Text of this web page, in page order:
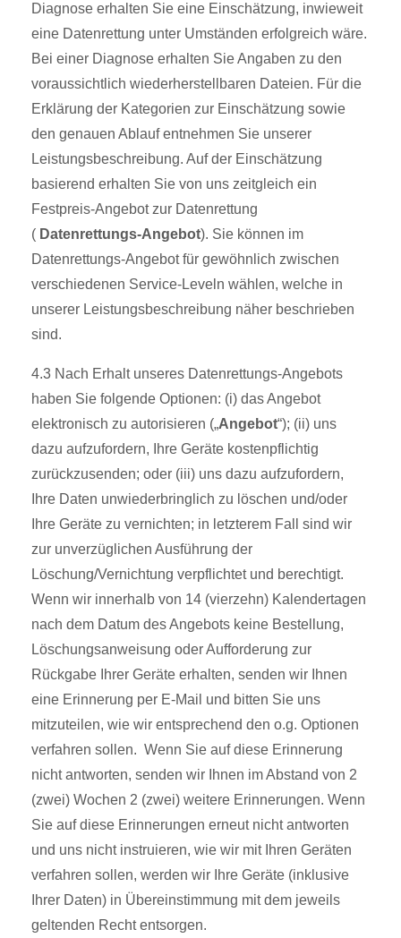
Diagnose erhalten Sie eine Einschätzung, inwieweit
eine Datenrettung unter Umständen erfolgreich wäre.
Bei einer Diagnose erhalten Sie Angaben zu den
voraussichtlich wiederherstellbaren Dateien. Für die
Erklärung der Kategorien zur Einschätzung sowie
den genauen Ablauf entnehmen Sie unserer
Leistungsbeschreibung. Auf der Einschätzung
basierend erhalten Sie von uns zeitgleich ein
Festpreis-Angebot zur Datenrettung
( Datenrettungs-Angebot). Sie können im
Datenrettungs-Angebot für gewöhnlich zwischen
verschiedenen Service-Leveln wählen, welche in
unserer Leistungsbeschreibung näher beschrieben
sind.
4.3 Nach Erhalt unseres Datenrettungs-Angebots
haben Sie folgende Optionen: (i) das Angebot
elektronisch zu autorisieren („Angebot“); (ii) uns
dazu aufzufordern, Ihre Geräte kostenpflichtig
zurückzusenden; oder (iii) uns dazu aufzufordern,
Ihre Daten unwiederbringlich zu löschen und/oder
Ihre Geräte zu vernichten; in letzterem Fall sind wir
zur unverzüglichen Ausführung der
Löschung/Vernichtung verpflichtet und berechtigt.
Wenn wir innerhalb von 14 (vierzehn) Kalendertagen
nach dem Datum des Angebots keine Bestellung,
Löschungsanweisung oder Aufforderung zur
Rückgabe Ihrer Geräte erhalten, senden wir Ihnen
eine Erinnerung per E-Mail und bitten Sie uns
mitzuteilen, wie wir entsprechend den o.g. Optionen
verfahren sollen. Wenn Sie auf diese Erinnerung
nicht antworten, senden wir Ihnen im Abstand von 2
(zwei) Wochen 2 (zwei) weitere Erinnerungen. Wenn
Sie auf diese Erinnerungen erneut nicht antworten
und uns nicht instruieren, wie wir mit Ihren Geräten
verfahren sollen, werden wir Ihre Geräte (inklusive
Ihrer Daten) in Übereinstimmung mit dem jeweils
geltenden Recht entsorgen.